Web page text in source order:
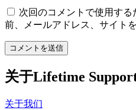
次回のコメントで使用す
前、メールアドレス、サイト
关于Lifetime
关于我们